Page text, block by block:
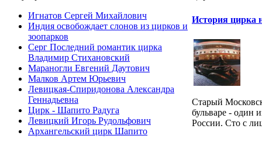
Игнатов Сергей Михайлович
Индия освобождает слонов из цирков и
зоопарков
Серг Последний романтик цирка
Владимир Стихановский
Мараногли Евгений Даутович
Малков Артем Юрьевич
Левицкая-Спиридонова Александра
Геннадьевна
Цирк - Шапито Радуга
Левицкий Игорь Рудольфович
Архангельский цирк Шапито
История цирка
Cтарый
бульваре - один
России. Сто с